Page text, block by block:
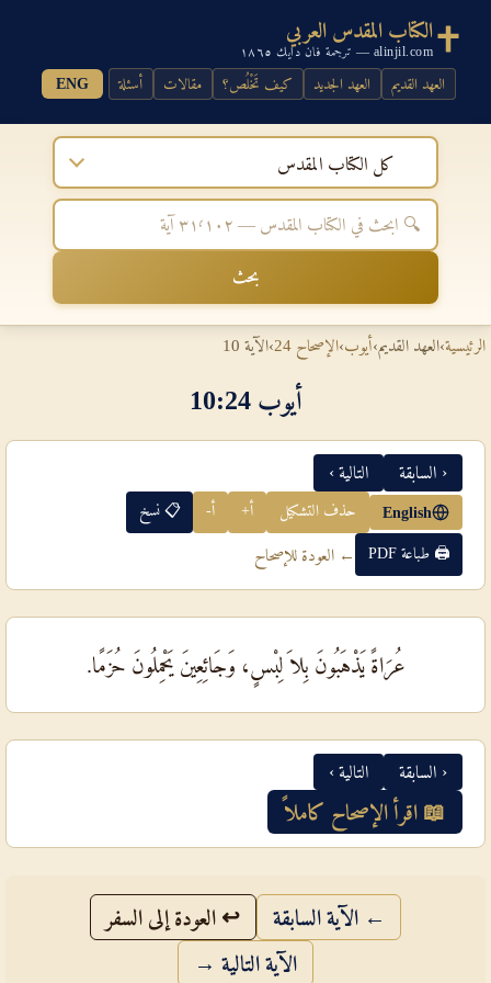
الكتاب المقدس العربي
alinjil.com — ترجمة فان دايك ١٨٦٥
العهد القديم العهد الجديد كيف تَخْلُص؟ مقالات أسئلة ENG
كل الكتاب المقدس
بحث
الرئيسية›العهد القديم›أيوب›الإصحاح 24 ›الآية 10
أيوب 24‏:‏10
‹ السابقة التالية ›
English حذف التشكيل أ+ أ- 📋 نسخ
🖨 طباعة PDF ← العودة للإصحاح
عُرَاةً يَذْهَبُونَ بِلاَ لِبْسٍ، وَجَائِعِينَ يَحْمِلُونَ حُزَمًا.
‹ السابقة التالية ›
📖 اقرأ الإصحاح كاملاً
← الآية السابقة
↩ العودة إلى السفر
الآية التالية →